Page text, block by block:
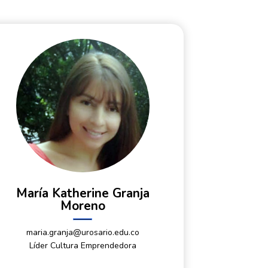
María Katherine Granja
Moreno
maria.granja@urosario.edu.co
Líder Cultura Emprendedora